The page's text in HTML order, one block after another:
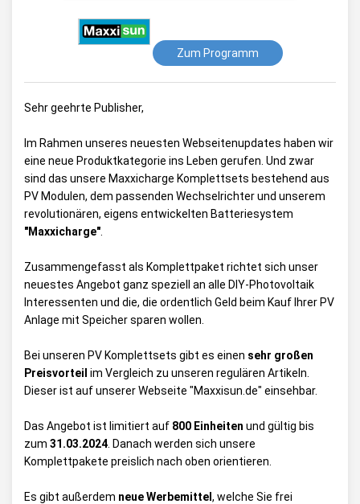
Zum Programm
Sehr geehrte Publisher,
Im Rahmen unseres neuesten Webseitenupdates haben wir
eine neue Produktkategorie ins Leben gerufen. Und zwar
sind das unsere Maxxicharge Komplettsets bestehend aus
PV Modulen, dem passenden Wechselrichter und unserem
revolutionären, eigens entwickelten Batteriesystem
"Maxxicharge"
Zusammengefasst als Komplettpaket richtet sich unser
neuestes Angebot ganz speziell an alle DIY-Photovoltaik
Interessenten und die, die ordentlich Geld beim Kauf Ihrer PV
Anlage mit Speicher sparen wollen.
Bei unseren PV Komplettsets gibt es einen sehr großen
Preisvorteil im Vergleich zu unseren regulären Artikeln.
Dieser ist auf unserer Webseite "Maxxisun.de" einsehbar.
Das Angebot ist limitiert auf 800 Einheiten und gültig bis
zum 31.03.2024 . Danach werden sich unsere
Komplettpakete preislich nach oben orientieren.
Es gibt außerdem neue Werbemittel , welche Sie frei